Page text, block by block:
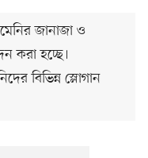
জানাজা ও
করা হচ্ছে।
বিভিন্ন স্লোগান